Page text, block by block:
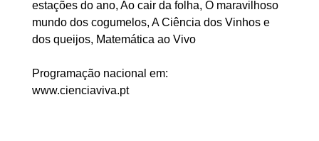
estações do ano, Ao cair da folha, O maravilhoso
mundo dos cogumelos, A Ciência dos Vinhos e
dos queijos, Matemática ao Vivo
Programação nacional em:
www.cienciaviva.pt